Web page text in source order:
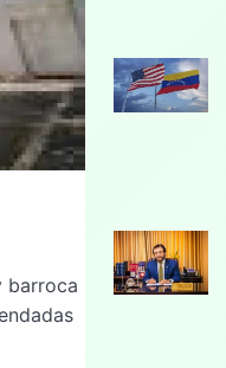
barroca